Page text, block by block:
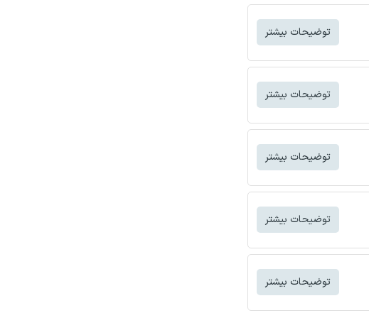
توضیحات بیشتر
توضیحات بیشتر
توضیحات بیشتر
توضیحات بیشتر
توضیحات بیشتر